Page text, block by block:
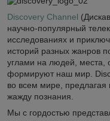
Discovery Channel
научно-популярный
исследованиях и
историй разных жанров
углами на людей, места,
формируют наш мир.
во всем мире, предлагая
жажду познания.
Мы с гордостью